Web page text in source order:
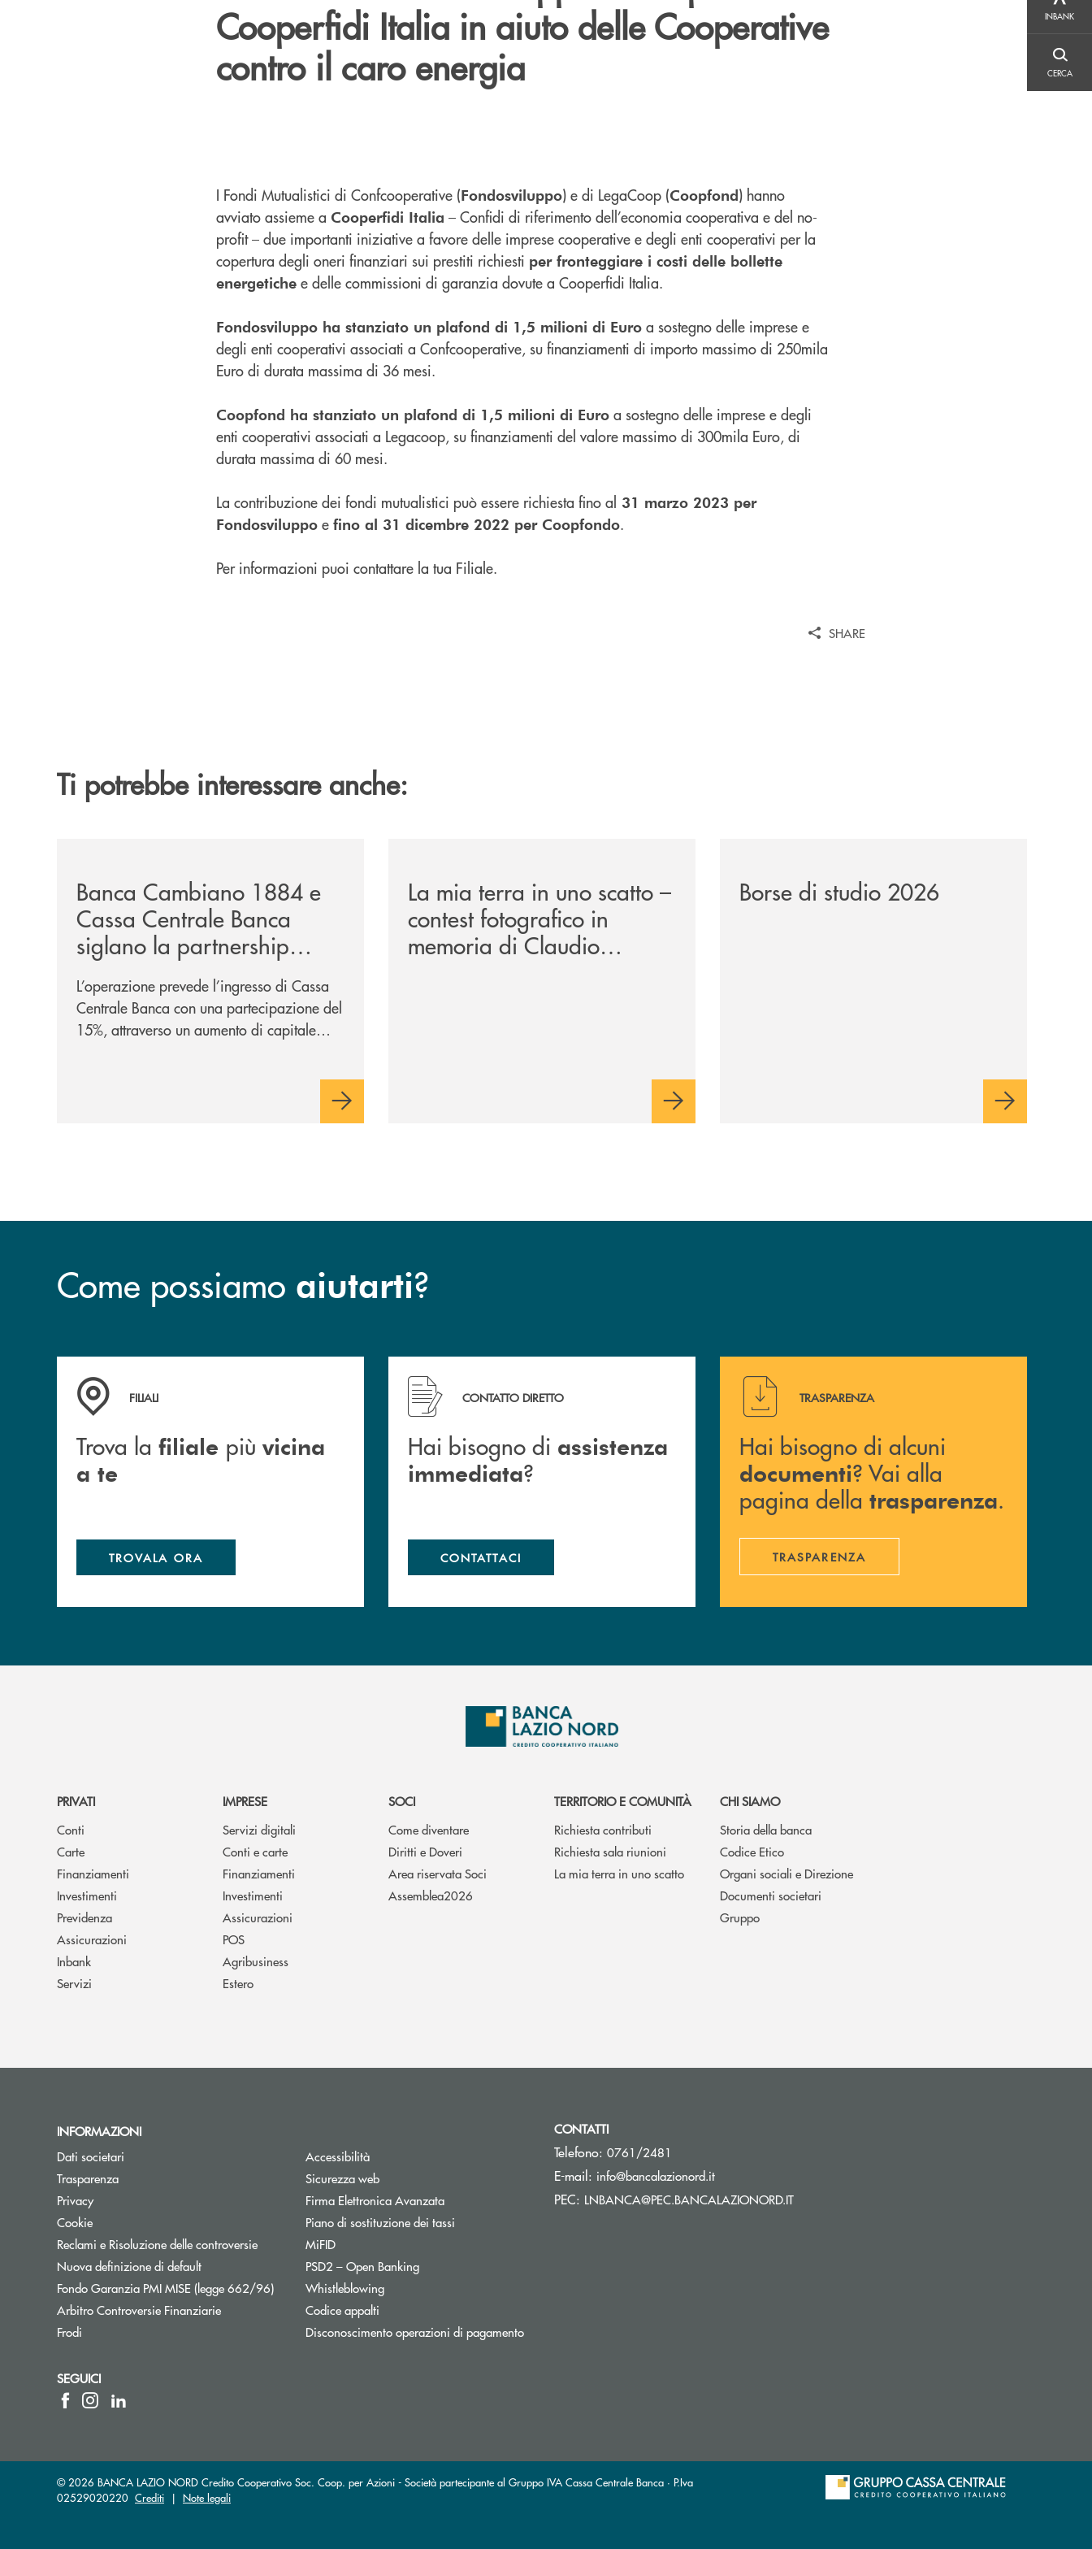
INBANK
CERCA
Cooperfidi Italia in aiuto delle Cooperative
contro il caro energia
I Fondi Mutualistici di Confcooperative (Fondosviluppo) e di LegaCoop (Coopfond) hanno
avviato assieme a Cooperfidi Italia – Confidi di riferimento dell’economia cooperativa e del no-
profit – due importanti iniziative a favore delle imprese cooperative e degli enti cooperativi per la
copertura degli oneri finanziari sui prestiti richiesti per fronteggiare i costi delle bollette
energetiche e delle commissioni di garanzia dovute a Cooperfidi Italia.
Fondosviluppo ha stanziato un plafond di 1,5 milioni di Euro a sostegno delle imprese e
degli enti cooperativi associati a Confcooperative, su finanziamenti di importo massimo di 250mila
Euro di durata massima di 36 mesi.
Coopfond ha stanziato un plafond di 1,5 milioni di Euro a sostegno delle imprese e degli
enti cooperativi associati a Legacoop, su finanziamenti del valore massimo di 300mila Euro, di
durata massima di 60 mesi.
La contribuzione dei fondi mutualistici può essere richiesta fino al 31 marzo 2023 per
Fondosviluppo e fino al 31 dicembre 2022 per Coopfondo.
Per informazioni puoi contattare la tua Filiale.
SHARE
Ti potrebbe interessare anche:
Banca Cambiano 1884 e
Cassa Centrale Banca
siglano la partnership
strategica
L’operazione prevede l’ingresso di Cassa
Centrale Banca con una partecipazione del
15%, attraverso un aumento di capitale
sulla condivisione di valori comuni e sulla
prossimità ai territori, per ampliare l’offerta
La mia terra in uno scatto –
contest fotografico in
memoria di Claudio
Borse di studio 2026
Come possiamo aiutarti?
Trova la filiale più vicina a te
FILIALI
Trova la filiale più vicina
a te
TROVALA ORA
Hai bisogno di assistenza immediata ?
CONTATTO DIRETTO
Hai bisogno di assistenza
immediata?
CONTATTACI
Hai bisogno di alcuni documenti ? Vai alla pagina della
TRASPARENZA
Hai bisogno di alcuni
documenti? Vai alla
pagina della trasparenza.
TRASPARENZA
PRIVATI
Conti
Carte
Finanziamenti
Investimenti
Previdenza
Assicurazioni
Inbank
Servizi
IMPRESE
Servizi digitali
Conti e carte
Finanziamenti
Investimenti
Assicurazioni
POS
Agribusiness
Estero
SOCI
Come diventare
Diritti e Doveri
Area riservata Soci
Assemblea2026
TERRITORIO E COMUNITÀ
Richiesta contributi
Richiesta sala riunioni
La mia terra in uno scatto
CHI SIAMO
Storia della banca
Codice Etico
Organi sociali e Direzione
Documenti societari
Gruppo
INFORMAZIONI
Dati societari
Trasparenza
Privacy
Cookie
Reclami e Risoluzione delle controversie
Nuova definizione di default
Fondo Garanzia PMI MISE (legge 662/96)Apre una nuova finestra
Arbitro Controversie FinanziarieApre una nuova finestra
Frodi
Accessibilità
Sicurezza web
Firma Elettronica Avanzata
Piano di sostituzione dei tassi
MiFID
PSD2 – Open BankingApre una nuova finestra
Whistleblowing
Codice appalti
Disconoscimento operazioni di pagamento
CONTATTI
Telefono: 0761/2481
E-mail: info@bancalazionord.it(si apre l’app di posta elettronica)
PEC: LNBANCA@PEC.BANCALAZIONORD.IT(si apre l’app di posta elettronica)
SEGUICI
© 2026 BANCA LAZIO NORD Credito Cooperativo Soc. Coop. per Azioni - Società partecipante al Gruppo IVA Cassa Centrale Banca · P.Iva
02529020220 Crediti | Note legali